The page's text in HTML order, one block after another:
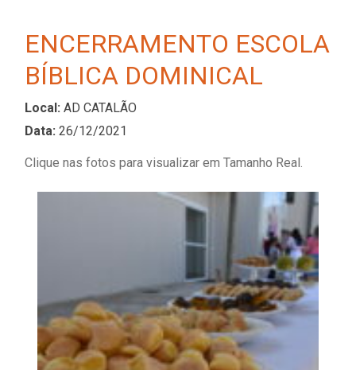
ENCERRAMENTO ESCOLA
BÍBLICA DOMINICAL
Local: AD CATALÃO
Data: 26/12/2021
Clique nas fotos para visualizar em Tamanho Real.